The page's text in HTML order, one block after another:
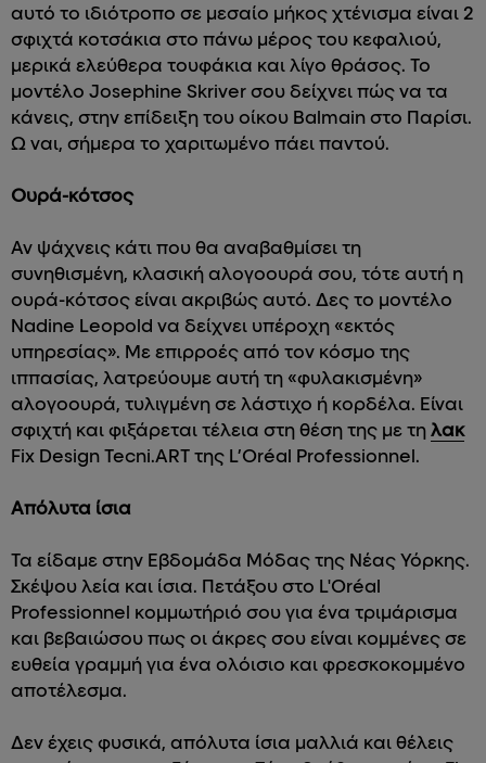
αυτό το ιδιότροπο σε μεσαίο μήκος χτένισμα είναι 2
σφιχτά κοτσάκια στο πάνω μέρος του κεφαλιού,
μερικά ελεύθερα τουφάκια και λίγο θράσος. Το
μοντέλο Josephine Skriver σου δείχνει πώς να τα
κάνεις, στην επίδειξη του οίκου Balmain στο Παρίσι.
Ω ναι, σήμερα το χαριτωμένο πάει παντού.
Ουρά-κότσος
Αν ψάχνεις κάτι που θα αναβαθμίσει τη
συνηθισμένη, κλασική αλογοουρά σου, τότε αυτή η
ουρά-κότσος είναι ακριβώς αυτό. Δες το μοντέλο
Nadine Leopold να δείχνει υπέροχη «εκτός
υπηρεσίας». Με επιρροές από τον κόσμο της
ιππασίας, λατρεύουμε αυτή τη «φυλακισμένη»
αλογοουρά, τυλιγμένη σε λάστιχο ή κορδέλα. Είναι
σφιχτή και φιξάρεται τέλεια στη θέση της με τη λακ
Fix Design Tecni.ART της L’Oréal Professionnel.
Απόλυτα ίσια
Τα είδαμε στην Εβδομάδα Μόδας της Νέας Υόρκης.
Σκέψου λεία και ίσια. Πετάξου στο L'Oréal
Professionnel κομμωτήριό σου για ένα τριμάρισμα
και βεβαιώσου πως οι άκρες σου είναι κομμένες σε
ευθεία γραμμή για ένα ολόισιο και φρεσκοκομμένο
αποτέλεσμα.
Δεν έχεις φυσικά, απόλυτα ίσια μαλλιά και θέλεις